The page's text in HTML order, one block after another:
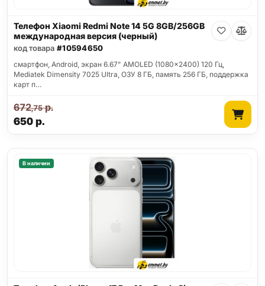
Телефон Xiaomi Redmi Note 14 5G 8GB/256GB
международная версия (черный)
код товара #10594650
смартфон, Android, экран 6.67" AMOLED (1080x2400) 120 Гц,
Mediatek Dimensity 7025 Ultra, ОЗУ 8 ГБ, память 256 ГБ, поддержка
карт п…
650р.
672,75р.
В наличии